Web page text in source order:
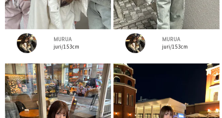
MURUA
juri/153cm
MURUA
juri/153cm